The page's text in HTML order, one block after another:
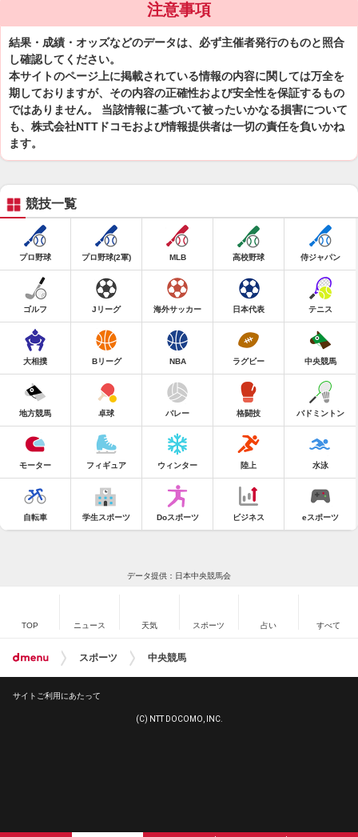
注意事項
結果・成績・オッズなどのデータは、必ず主催者発行のものと照合
し確認してください。
本サイトのページ上に掲載されている情報の内容に関しては万全を
期しておりますが、その内容の正確性および安全性を保証するもの
ではありません。 当該情報に基づいて被ったいかなる損害について
も、株式会社NTTドコモおよび情報提供者は一切の責任を負いかね
ます。
競技一覧
プロ野球 プロ野球(2軍) MLB 高校野球 侍ジャパン
ゴルフ Jリーグ 海外サッカー 日本代表 テニス
大相撲 Bリーグ NBA ラグビー 中央競馬
地方競馬 卓球 バレー 格闘技 バドミントン
モーター フィギュア ウィンター 陸上 水泳
自転車 学生スポーツ Doスポーツ ビジネス eスポーツ
データ提供：日本中央競馬会
TOP ニュース 天気 スポーツ 占い すべて
スポーツ 中央競馬
サイトご利用にあたって
(C) NTT DOCOMO, INC.